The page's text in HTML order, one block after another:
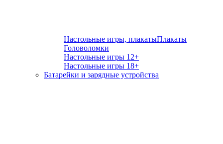
Настольные игры, плакатыПлакаты
Головоломки
Настольные игры 12+
Настольные игры 18+
Батарейки и зарядные устройства